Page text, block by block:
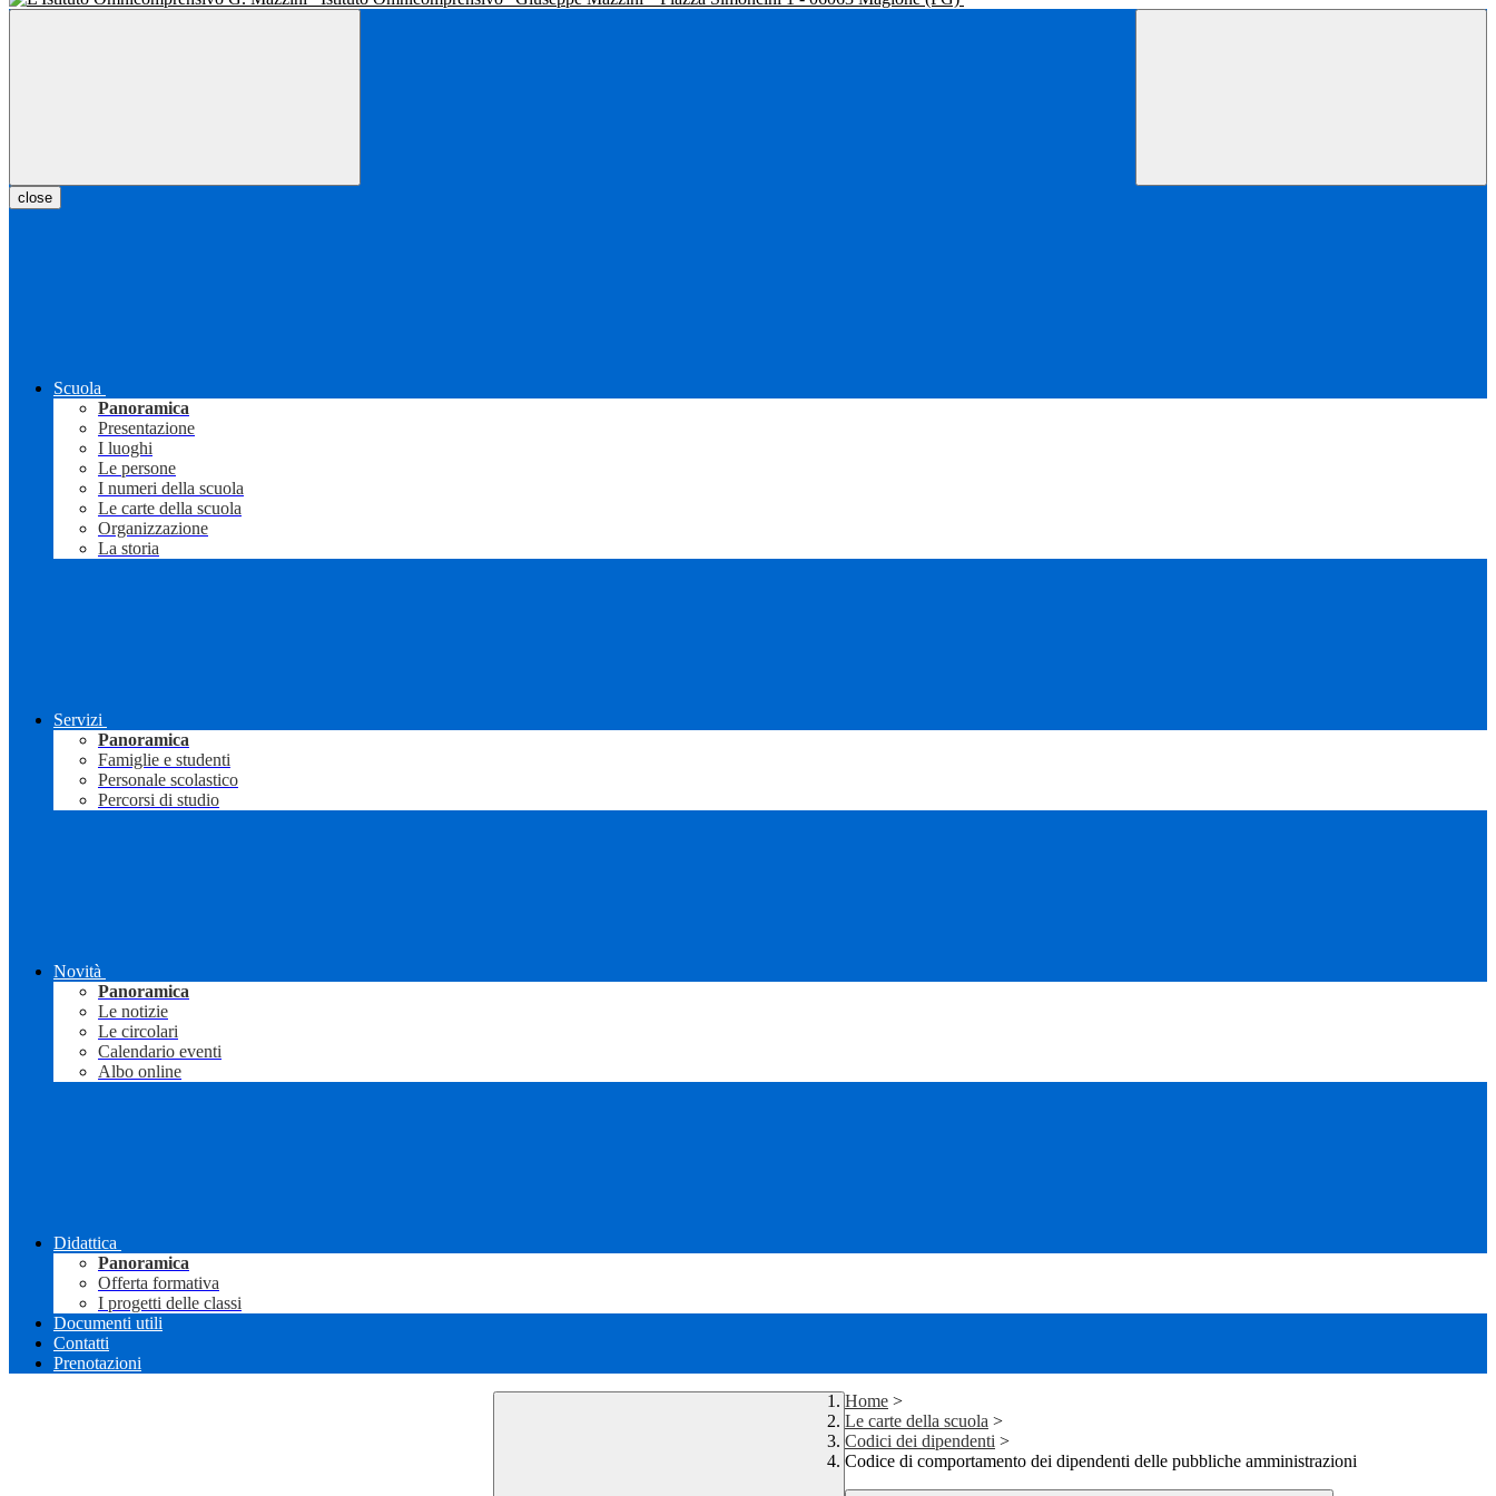
close
Scuola
Panoramica
Presentazione
I luoghi
Le persone
I numeri della scuola
Le carte della scuola
Organizzazione
La storia
Servizi
Panoramica
Famiglie e studenti
Personale scolastico
Percorsi di studio
Novità
Panoramica
Le notizie
Le circolari
Calendario eventi
Albo online
Didattica
Panoramica
Offerta formativa
I progetti delle classi
Documenti utili
Contatti
Prenotazioni
Home >
Le carte della scuola >
Codici dei dipendenti >
Codice di comportamento dei dipendenti delle pubbliche amministrazioni